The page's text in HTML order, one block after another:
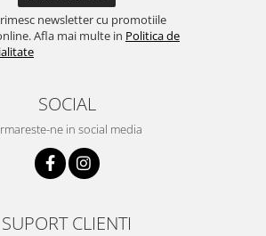
newsletter cu promotiile
Afla mai multe in Politica de
SOCIAL
ne in social media
SUPORT CLIENTI